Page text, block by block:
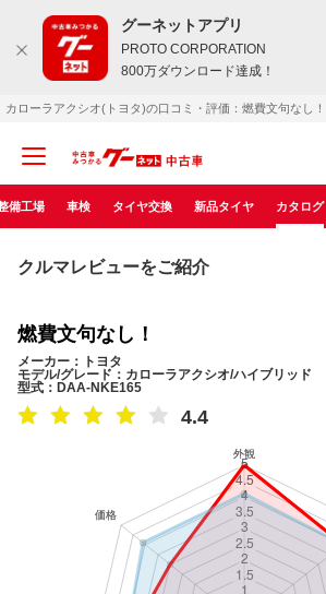
グーネットアプリ
PROTO CORPORATION
800万ダウンロード達成！
カローラアクシオ(トヨタ)の口コミ・評価：燃費文句なし！
備工場 車検 タイヤ交換 新品タイヤ カタログ
クルマレビューをご紹介
燃費文句なし！
メーカー：トヨタ
モデル/グレード：カローラアクシオ/ハイブリッド
型式：DAA-NKE165
4.4